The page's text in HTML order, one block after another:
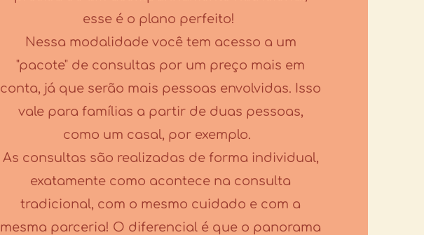
esse é o plano perfeito!
Nessa modalidade você tem acesso a um
"pacote" de consultas por um preço mais em
conta, já que serão mais pessoas envolvidas. Isso
vale para famílias a partir de duas pessoas,
como um casal, por exemplo.
As consultas são realizadas de forma individual,
exatamente como acontece na consulta
tradicional, com o mesmo cuidado e com a
mesma parceria! O diferencial é que o panorama